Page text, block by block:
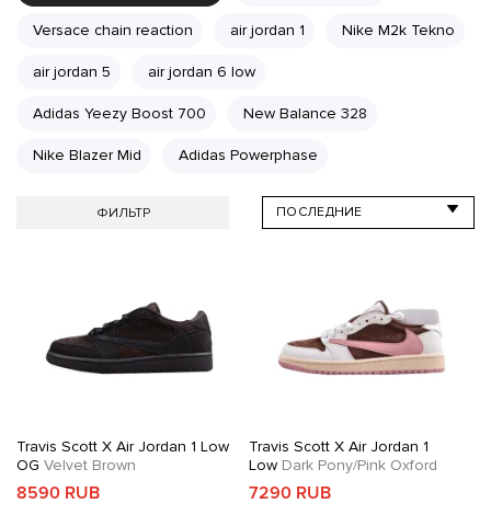
Versace chain reaction air jordan 1 Nike M2k Tekno
air jordan 5 air jordan 6 low
Adidas Yeezy Boost 700 New Balance 328
Nike Blazer Mid Adidas Powerphase
ФИЛЬТР
Travis Scott X Air Jordan 1 Low
OG Velvet Brown
8590 RUB
Travis Scott X Air Jordan 1
LowDark Pony/Pink Oxford
7290 RUB